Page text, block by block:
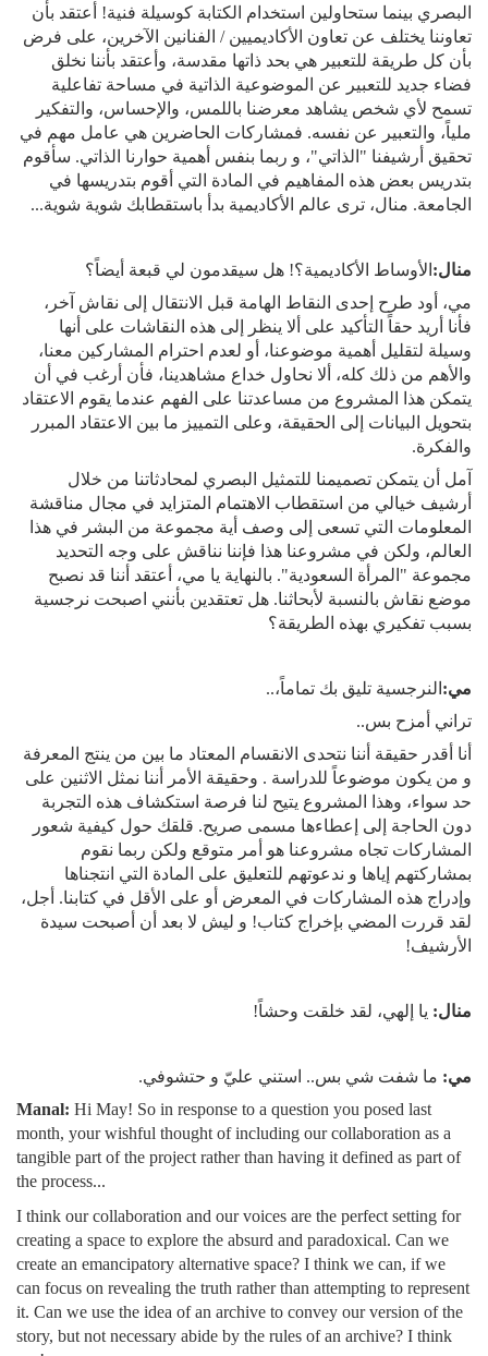
البصري بينما ستحاولين استخدام الكتابة كوسيلة فنية! أعتقد بأن
تعاوننا يختلف عن تعاون الأكاديميين / الفنانين الآخرين، على فرض
بأن كل طريقة للتعبير هي بحد ذاتها مقدسة، وأعتقد بأننا نخلق
فضاء جديد للتعبير عن الموضوعية الذاتية في مساحة تفاعلية
تسمح لأي شخص يشاهد معرضنا باللمس، والإحساس، والتفكير
ملياً، والتعبير عن نفسه. فمشاركات الحاضرين هي عامل مهم في
تحقيق أرشيفنا "الذاتي"، و ربما بنفس أهمية حوارنا الذاتي. سأقوم
بتدريس بعض هذه المفاهيم في المادة التي أقوم بتدريسها في
الجامعة. منال، ترى عالم الأكاديمية بدأ باستقطابك شوية شوية...
منال: الأوساط الأكاديمية؟! هل سيقدمون لي قبعة أيضاً؟
مي، أود طرح إحدى النقاط الهامة قبل الانتقال إلى نقاش آخر،
فأنا أريد حقاً التأكيد على ألا ينظر إلى هذه النقاشات على أنها
وسيلة لتقليل أهمية موضوعنا، أو لعدم احترام المشاركين معنا،
والأهم من ذلك كله، ألا نحاول خداع مشاهدينا، فأن أرغب في أن
يتمكن هذا المشروع من مساعدتنا على الفهم عندما يقوم الاعتقاد
بتحويل البيانات إلى الحقيقة، وعلى التمييز ما بين الاعتقاد المبرر
والفكرة.
آمل أن يتمكن تصميمنا للتمثيل البصري لمحادثاتنا من خلال
أرشيف خيالي من استقطاب الاهتمام المتزايد في مجال مناقشة
المعلومات التي تسعى إلى وصف أية مجموعة من البشر في هذا
العالم، ولكن في مشروعنا هذا فإننا نناقش على وجه التحديد
مجموعة "المرأة السعودية". بالنهاية يا مي، أعتقد أننا قد نصبح
موضع نقاش بالنسبة لأبحاثنا. هل تعتقدين بأنني اصبحت نرجسية
بسبب تفكيري بهذه الطريقة؟
مي: النرجسية تليق بك تماماً،..
تراني أمزح بس..
أنا أقدر حقيقة أننا نتحدى الانقسام المعتاد ما بين من ينتج المعرفة
و من يكون موضوعاً للدراسة . وحقيقة الأمر أننا نمثل الاثنين على
حد سواء، وهذا المشروع يتيح لنا فرصة استكشاف هذه التجربة
دون الحاجة إلى إعطاءها مسمى صريح. قلقك حول كيفية شعور
المشاركات تجاه مشروعنا هو أمر متوقع ولكن ربما نقوم
بمشاركتهم إياها و ندعوتهم للتعليق على المادة التي انتجناها
وإدراج هذه المشاركات في المعرض أو على الأقل في كتابنا. أجل،
لقد قررت المضي بإخراج كتاب! و ليش لا بعد أن أصبحت سيدة
الأرشيف!
منال: يا إلهي، لقد خلقت وحشاً!
مي: ما شفت شي بس.. استني عليّ و حتشوفي.
Manal: Hi May! So in response to a question you posed last
month, your wishful thought of including our collaboration as a
tangible part of the project rather than having it defined as part of
the process...
I think our collaboration and our voices are the perfect setting for
creating a space to explore the absurd and paradoxical. Can we
create an emancipatory alternative space? I think we can, if we
can focus on revealing the truth rather than attempting to represent
it. Can we use the idea of an archive to convey our version of the
story, but not necessary abide by the rules of an archive? I think